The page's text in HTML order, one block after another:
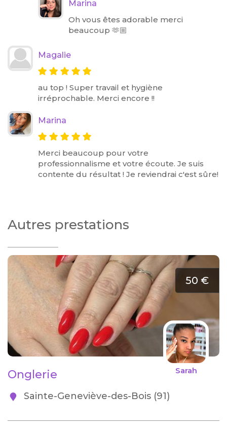
Marina
Oh vous êtes adorable merci
beaucoup 🫶🏼
Magalie
au top ! Super travail et hygiène
irréprochable. Merci encore !!
Marina
Merci beaucoup pour votre
professionnalisme et votre écoute. Je suis
contente du résultat ! Je reviendrai c'est sûre!
Autres prestations
50 €
Sarah
Onglerie
Sainte-Geneviève-des-Bois (91)